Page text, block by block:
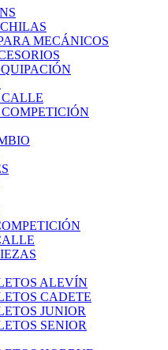
MECÁNICOS
CALLE
ALEVÍN
CADETE
JUNIOR
SENIOR